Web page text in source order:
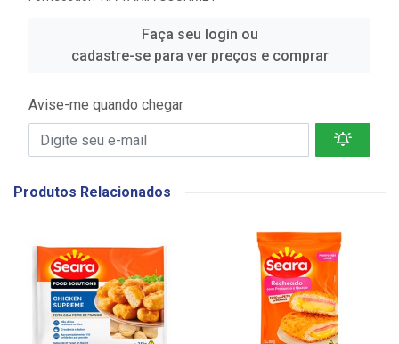
Faça seu login ou
cadastre-se para ver preços e comprar
Avise-me quando chegar
Produtos Relacionados